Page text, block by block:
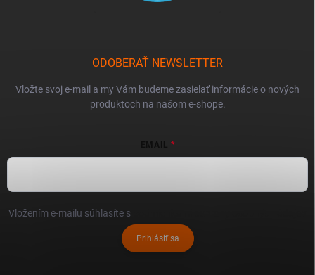
ODOBERAŤ NEWSLETTER
Vložte svoj e-mail a my Vám budeme zasielať informácie o nových
produktoch na našom e-shope.
EMAIL
Vložením e-mailu súhlasíte s
Prihlásiť sa